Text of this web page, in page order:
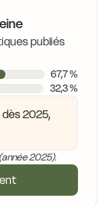
publiés
67,7 %
32,3 %
2025,
2025).